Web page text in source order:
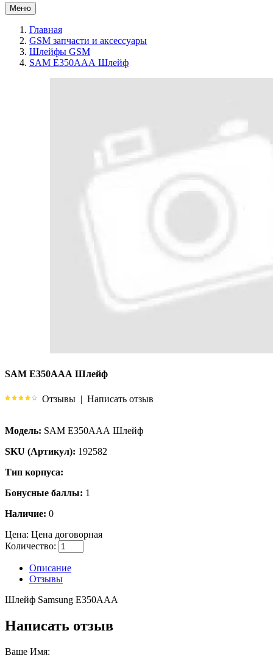
Меню
Главная
GSM запчасти и аксессуары
Шлейфы GSM
SAM E350ААА Шлейф
SAM E350ААА Шлейф
Отзывы | Написать отзыв
Модель: SAM E350ААА Шлейф
SKU (Артикул): 192582
Тип корпуса:
Бонусные баллы: 1
Наличие: 0
Цена: Цена договорная
Количество:
Описание
Отзывы
Шлейф Samsung E350ААА
Написать отзыв
Ваше Имя: